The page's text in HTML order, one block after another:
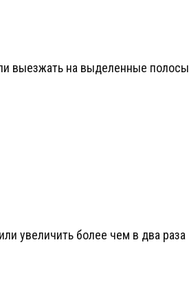
выезжать на выделенные полосы
увеличить более чем в два раза